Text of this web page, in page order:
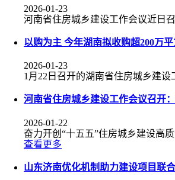
2026-01-23
河南省住房城乡建设工作会议近日召
以购为主 今年湖南拟收购超200万
2026-01-23
1月22日召开的湖南省住房城乡建设
河南省住房城乡建设工作会议召开
2026-01-22
奋力开创“十五五”住房城乡建设高
查看更多
山东济南优化机制助力建设项目联